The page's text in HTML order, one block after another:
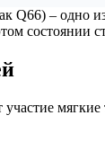
Q66) – одно
состоянии